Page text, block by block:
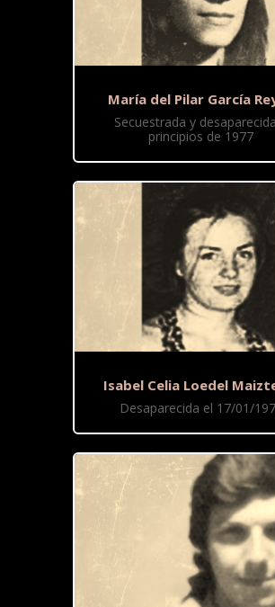
María del Pilar García
Secuestrada y
principios de 1977
Isabel Celia Loedel
Desaparecida el 17/01/